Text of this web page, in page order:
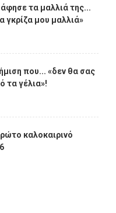
τα μαλλιά της...
γκρίζα μου μαλλιά»
που... «δεν θα σας
τα γέλια»!
καλοκαιρινό